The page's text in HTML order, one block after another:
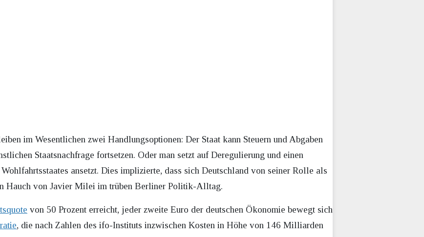
im Wesentlichen zwei Handlungsoptionen: Der Staat kann Steuern und Abgaben
Staatsnachfrage fortsetzen. Oder man setzt auf Deregulierung und einen
ansetzt. Dies implizierte, dass sich Deutschland von seiner Rolle als
Hauch von Javier Milei im trüben Berliner Politik-Alltag.
von 50 Prozent erreicht, jeder zweite Euro der deutschen Ökonomie bewegt sich
, die nach Zahlen des ifo-Instituts inzwischen Kosten in Höhe von 146 Milliarden